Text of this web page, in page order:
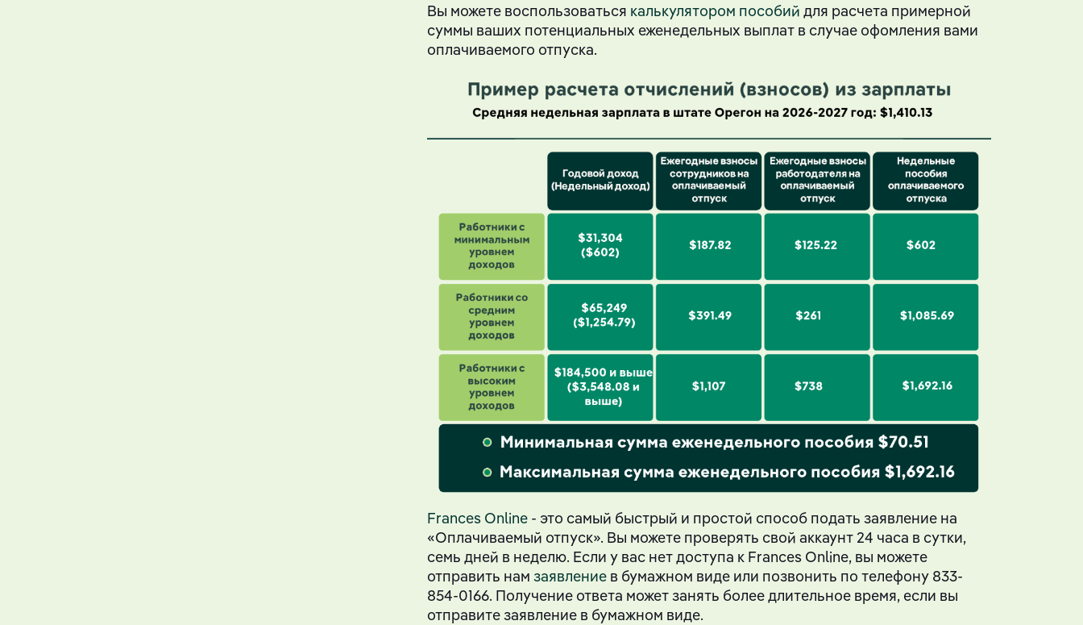
Вы можете воспользоваться калькулятором пособий для расчета примерной
суммы ваших потенциальных еженедельных выплат в случае офомления вами
оплачиваемого отпуска.
Frances Online - это самый быстрый и простой способ подать заявление на
«Оплачиваемый отпуск». Вы можете проверять свой аккаунт 24 часа в сутки,
семь дней в неделю. Если у вас нет доступа к Frances Online, вы можете
отправить нам заявление в бумажном виде или позвонить по телефону 833-
854-0166. Получение ответа может занять более длительное время, если вы
отправите заявление в бумажном виде.